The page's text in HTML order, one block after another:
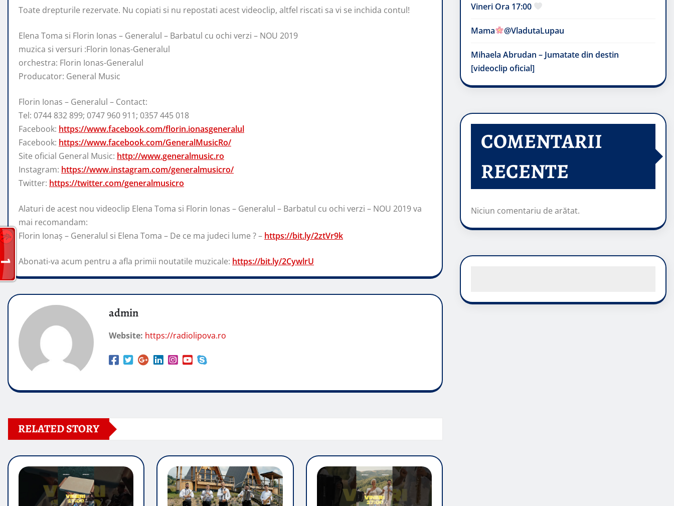
Toate drepturile rezervate. Nu copiati si nu repostati acest videoclip, altfel riscati sa vi se inchida contul!
Elena Toma si Florin Ionas – Generalul – Barbatul cu ochi verzi – NOU 2019
muzica si versuri :Florin Ionas-Generalul
orchestra: Florin Ionas-Generalul
Producator: General Music
Florin Ionas – Generalul – Contact:
Tel: 0744 832 899; 0747 960 911; 0357 445 018
Facebook: https://www.facebook.com/florin.ionasgeneralul
Facebook: https://www.facebook.com/GeneralMusicRo/
Site oficial General Music: http://www.generalmusic.ro
Instagram: https://www.instagram.com/generalmusicro/
Twitter: https://twitter.com/generalmusicro
Alaturi de acest nou videoclip Elena Toma si Florin Ionas – Generalul – Barbatul cu ochi verzi – NOU 2019 va
mai recomandam:
Florin Ionaș – Generalul si Elena Toma – De ce ma judeci lume ? – https://bit.ly/2ztVr9k
Abonati-va acum pentru a afla primii noutatile muzicale: https://bit.ly/2CywlrU
admin
Website: https://radiolipova.ro
RELATED STORY
Vineri Ora 17:00
Mama @VladutaLupau
Mihaela Abrudan – Jumatate din destin
[videoclip oficial]
COMENTARII
RECENTE
Niciun comentariu de arătat.